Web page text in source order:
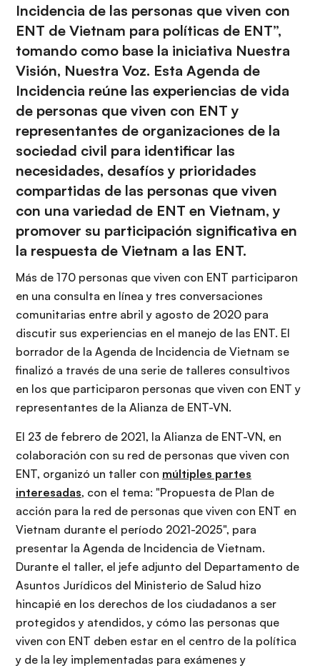
Incidencia de las personas que viven con
ENT de Vietnam para políticas de ENT”,
tomando como base la iniciativa Nuestra
Visión, Nuestra Voz. Esta Agenda de
Incidencia reúne las experiencias de vida
de personas que viven con ENT y
representantes de organizaciones de la
sociedad civil para identificar las
necesidades, desafíos y prioridades
compartidas de las personas que viven
con una variedad de ENT en Vietnam, y
promover su participación significativa en
la respuesta de Vietnam a las ENT.
Más de 170 personas que viven con ENT participaron
en una consulta en línea y tres conversaciones
comunitarias entre abril y agosto de 2020 para
discutir sus experiencias en el manejo de las ENT. El
borrador de la Agenda de Incidencia de Vietnam se
finalizó a través de una serie de talleres consultivos
en los que participaron personas que viven con ENT y
representantes de la Alianza de ENT-VN.
El 23 de febrero de 2021, la Alianza de ENT-VN, en
colaboración con su red de personas que viven con
ENT, organizó un taller con múltiples partes
interesadas, con el tema: "Propuesta de Plan de
acción para la red de personas que viven con ENT en
Vietnam durante el período 2021-2025", para
presentar la Agenda de Incidencia de Vietnam.
Durante el taller, el jefe adjunto del Departamento de
Asuntos Jurídicos del Ministerio de Salud hizo
hincapié en los derechos de los ciudadanos a ser
protegidos y atendidos, y cómo las personas que
viven con ENT deben estar en el centro de la política
y de la ley implementadas para exámenes y